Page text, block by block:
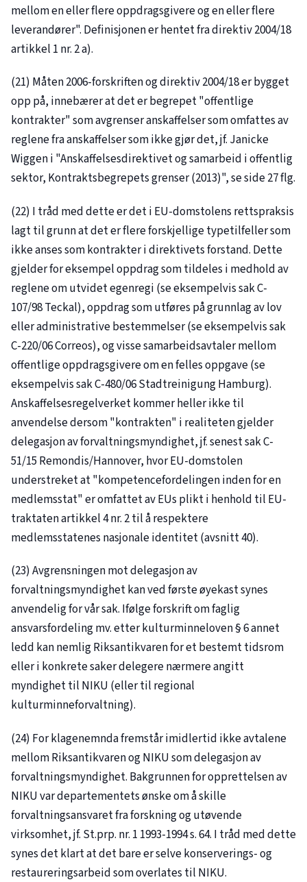
mellom en eller flere oppdragsgivere og en eller flere
leverandører". Definisjonen er hentet fra direktiv 2004/18
artikkel 1 nr. 2 a).
(21) Måten 2006-forskriften og direktiv 2004/18 er bygget
opp på, innebærer at det er begrepet "offentlige
kontrakter" som avgrenser anskaffelser som omfattes av
reglene fra anskaffelser som ikke gjør det, jf. Janicke
Wiggen i "Anskaffelsesdirektivet og samarbeid i offentlig
sektor, Kontraktsbegrepets grenser (2013)", se side 27 flg.
(22) I tråd med dette er det i EU-domstolens rettspraksis
lagt til grunn at det er flere forskjellige typetilfeller som
ikke anses som kontrakter i direktivets forstand. Dette
gjelder for eksempel oppdrag som tildeles i medhold av
reglene om utvidet egenregi (se eksempelvis sakC-
107/98Teckal), oppdrag som utføres på grunnlag av lov
eller administrative bestemmelser (se eksempelvis sak
C-220/06 Correos), og visse samarbeidsavtaler mellom
offentlige oppdragsgivere om en felles oppgave (se
eksempelvis sakC-480/06Stadtreinigung Hamburg).
Anskaffelsesregelverket kommer heller ikke til
anvendelse dersom "kontrakten" i realiteten gjelder
delegasjon av forvaltningsmyndighet, jf. senest sakC-
51/15 Remondis/Hannover, hvor EU-domstolen
understreket at "kompetencefordelingen inden for en
medlemsstat" er omfattet av EUs plikt i henhold til EU-
traktaten artikkel 4 nr. 2 til å respektere
medlemsstatenes nasjonale identitet (avsnitt 40).
(23) Avgrensningen mot delegasjon av
forvaltningsmyndighet kan ved første øyekast synes
anvendelig for vår sak. Ifølge forskrift om faglig
ansvarsfordeling mv. etter kulturminneloven § 6 annet
ledd kan nemlig Riksantikvaren for et bestemt tidsrom
eller i konkrete saker delegere nærmere angitt
myndighet til NIKU (eller til regional
kulturminneforvaltning).
(24) For klagenemnda fremstår imidlertid ikke avtalene
mellom Riksantikvaren og NIKU som delegasjon av
forvaltningsmyndighet. Bakgrunnen for opprettelsen av
NIKU var departementets ønske om å skille
forvaltningsansvaret fra forskning og utøvende
virksomhet, jf. St.prp. nr. 1 1993-1994 s. 64. I tråd med dette
synes det klart at det bare er selve konserverings- og
restaureringsarbeid som overlates til NIKU.